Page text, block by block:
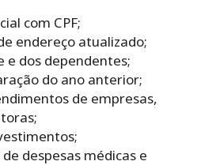
com CPF;
endereço atualizado;
e dos dependentes;
do ano anterior;
de empresas,
despesas médicas e